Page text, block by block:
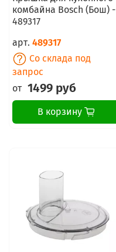
комбайна Bosch (Бош) -
489317
арт. 489317
Со склада под
запрос
от 1499 руб
В корзину